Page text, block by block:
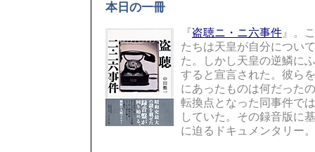
本日の一冊
『盗聴ニ・ニ六事件 』。
たちは天皇が自分につい
た。しかし天皇の逆鱗に
すると宣言された。彼ら
にあったものは何だった
転換点となった同事件で
していた。その録音版に
に迫るドキュメンタリー。